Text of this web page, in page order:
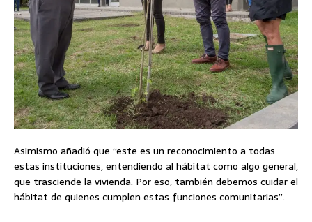
Asimismo añadió que “este es un reconocimiento a todas
estas instituciones, entendiendo al hábitat como algo general,
que trasciende la vivienda. Por eso, también debemos cuidar el
hábitat de quienes cumplen estas funciones comunitarias”.